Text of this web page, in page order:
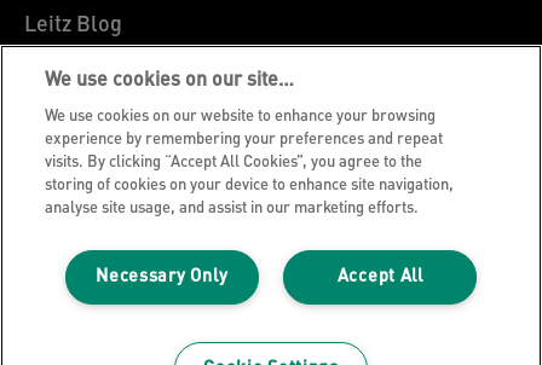
Leitz Blog
Karriere
Leitz EasyPrint
Kundenservice
Hinweise zum Verpackungsrecycling
Garantiebedingungen
Konformitätserklärungen
Sitemap
©2026 ACCO Brands
We use cookies on our site…
We use cookies on our website to enhance your browsing
experience by remembering your preferences and repeat
visits. By clicking “Accept All Cookies”, you agree to the
storing of cookies on your device to enhance site navigation,
analyse site usage, and assist in our marketing efforts.
Accept All
Necessary Only